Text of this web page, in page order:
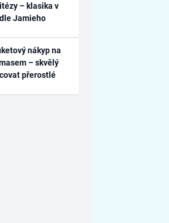
– klasika v
Jamieho
nákyp na
– skvělý
přerostlé